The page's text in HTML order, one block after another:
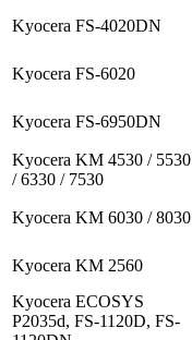
Kyocera FS-4020DN
Kyocera FS-6020
Kyocera FS-6950DN
Kyocera KM 4530 / 5530
/ 6330 / 7530
Kyocera KM 6030 / 8030
Kyocera KM 2560
Kyocera ECOSYS
P2035d, FS-1120D, FS-